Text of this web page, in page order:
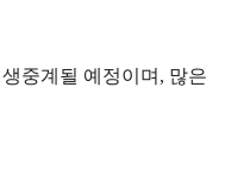
중계될 예정이며, 많은